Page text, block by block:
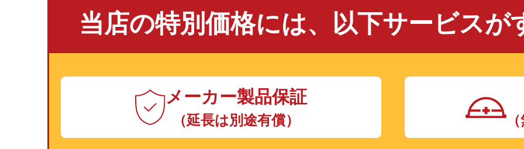
当店の特別価格には、 以下サービスが
メーカー製品保証
（延長は別途有償）